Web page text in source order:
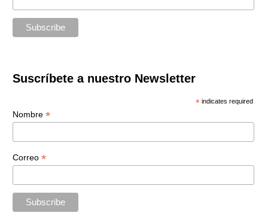
Suscríbete a nuestro Newsletter
* indicates required
Nombre *
Correo *